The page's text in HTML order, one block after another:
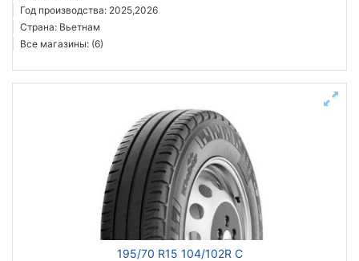
Год производства: 2025,2026
Страна: Вьетнам
Все магазины: (6)
195/70 R15 104/102R C